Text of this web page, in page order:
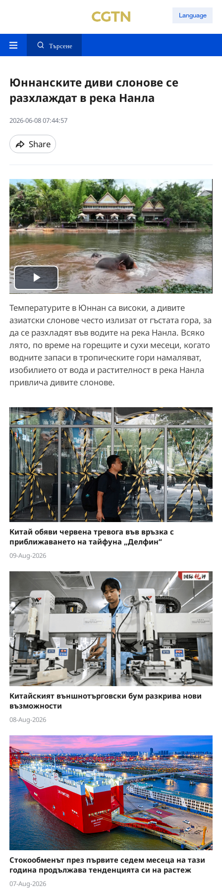
Language
Търсене
Юннанските диви слонове се
разхлаждат в река Нанла
2026-06-08 07:44:57
Share
P
l
a
y
V
d
e
o
Температурите в Юннан са високи, а дивите
азиатски слонове често излизат от гъстата гора, за
да се разхладят във водите на река Нанла. Всяко
лято, по време на горещите и сухи месеци, когато
водните запаси в тропическите гори намаляват,
изобилието от вода и растителност в река Нанла
привлича дивите слонове.
Китай обяви червена тревога във връзка с
приближаването на тайфуна „Делфин“
09-Aug-2026
Китайският външнотърговски бум разкрива нови
възможности
08-Aug-2026
Стокообменът през първите седем месеца на тази
година продължава тенденцията си на растеж
07-Aug-2026